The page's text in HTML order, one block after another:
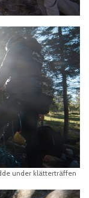
under klätterträffen